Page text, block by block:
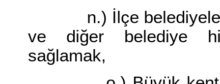
n.) İlçe belediyeleri
ve diğer belediye
sağlamak,